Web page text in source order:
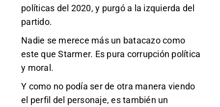
políticas del 2020, y purgó a la izquierda del
partido.
Nadie se merece más un batacazo como
este que Starmer. Es pura corrupción política
y moral.
Y como no podía ser de otra manera viendo
el perfil del personaje, es también un